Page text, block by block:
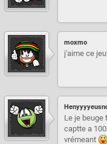
moxmo
j'aime ce
Le je beuge
captte a
vrémeant